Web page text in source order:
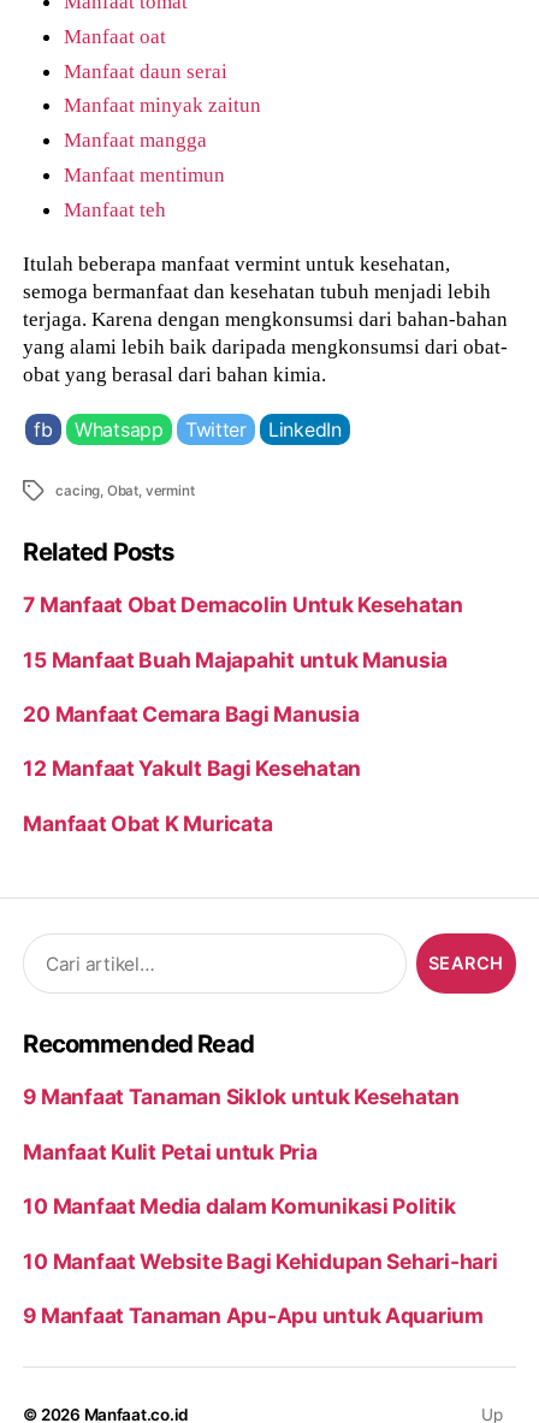
Manfaat oat
Manfaat daun serai
Manfaat minyak zaitun
Manfaat mangga
Manfaat mentimun
Manfaat teh
Itulah beberapa manfaat vermint untuk kesehatan,
semoga bermanfaat dan kesehatan tubuh menjadi lebih
terjaga. Karena dengan mengkonsumsi dari bahan-bahan
yang alami lebih baik daripada mengkonsumsi dari obat-
obat yang berasal dari bahan kimia.
fb Whatsapp Twitter LinkedIn
Tags cacing Obat vermint
Related Posts
7 Manfaat Obat Demacolin Untuk Kesehatan
15 Manfaat Buah Majapahit untuk Manusia
20 Manfaat Cemara Bagi Manusia
12 Manfaat Yakult Bagi Kesehatan
Manfaat Obat K Muricata
Search
for:
Recommended Read
9 Manfaat Tanaman Siklok untuk Kesehatan
Manfaat Kulit Petai untuk Pria
10 Manfaat Media dalam Komunikasi Politik
10 Manfaat Website Bagi Kehidupan Sehari-hari
9 Manfaat Tanaman Apu-Apu untuk Aquarium
© 2026 Manfaat.co.id Up